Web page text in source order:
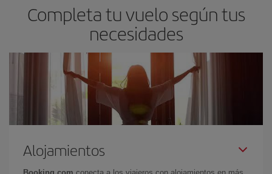
Completa tu vuelo según tus
necesidades
Alojamientos